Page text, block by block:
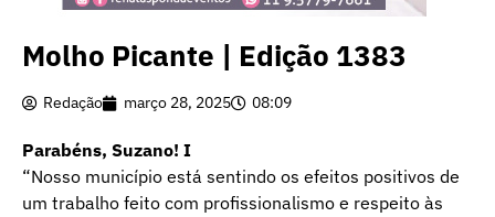
Molho Picante | Edição 1383
Redação março 28, 2025 08:09
Parabéns, Suzano! I
“Nosso município está sentindo os efeitos positivos de
um trabalho feito com profissionalismo e respeito às